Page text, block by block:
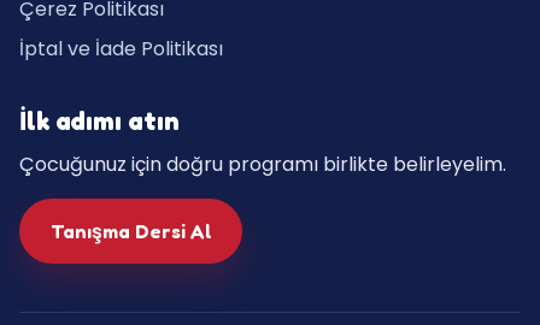
Çerez Politikası
İptal ve İade Politikası
İlk adımı atın
Çocuğunuz için doğru programı birlikte belirleyelim.
Tanışma Dersi Al